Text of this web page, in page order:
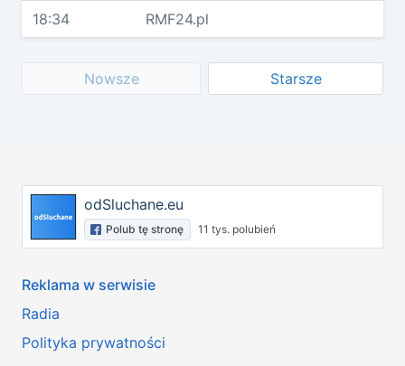
18:34 RMF24.pl
Nowsze Starsze
odSluchane.eu
Polub tę stronę 11 tys. polubień
Reklama w serwisie
Radia
Polityka prywatności